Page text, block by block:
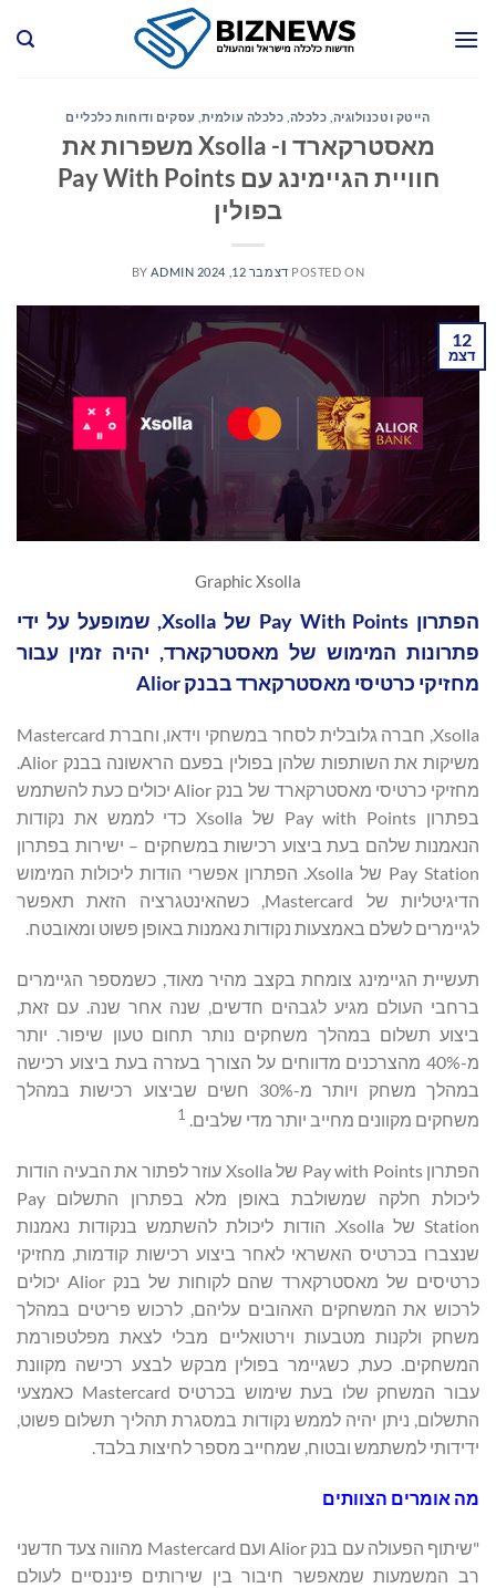
הייטק וטכנולוגיה כלכלה כלכלה עולמית עסקים ודוחות כלכליים
מאסטרקארד ו- Xsolla משפרות את
חוויית הגיימינג עם Pay With Points
בפולין
POSTED ON דצמבר 12, 2024 BY ADMIN
12
דצמ
Graphic Xsolla
הפתרון Pay With Points של Xsolla, שמופעל על ידי
פתרונות המימוש של מאסטרקארד, יהיה זמין עבור
מחזיקי כרטיסי מאסטרקארד בבנק Alior
Xsolla, חברה גלובלית לסחר במשחקי וידאו, וחברת Mastercard
משיקות את השותפות שלהן בפולין בפעם הראשונה בבנק Alior.
מחזיקי כרטיסי מאסטרקארד של בנק Alior יכולים כעת להשתמש
בפתרון Pay with Points של Xsolla כדי לממש את נקודות
הנאמנות שלהם בעת ביצוע רכישות במשחקים – ישירות בפתרון
Pay Station של Xsolla. הפתרון אפשרי הודות ליכולות המימוש
הדיגיטליות של Mastercard, כשהאינטגרציה הזאת תאפשר
לגיימרים לשלם באמצעות נקודות נאמנות באופן פשוט ומאובטח.
תעשיית הגיימינג צומחת בקצב מהיר מאוד, כשמספר הגיימרים
ברחבי העולם מגיע לגבהים חדשים, שנה אחר שנה. עם זאת,
ביצוע תשלום במהלך משחקים נותר תחום טעון שיפור. יותר
מ-40% מהצרכנים מדווחים על הצורך בעזרה בעת ביצוע רכישה
במהלך משחק ויותר מ-30% חשים שביצוע רכישות במהלך
משחקים מקוונים מחייב יותר מדי שלבים. 1
הפתרון Pay with Points של Xsolla עוזר לפתור את הבעיה הודות
ליכולת חלקה שמשולבת באופן מלא בפתרון התשלום Pay
Station של Xsolla. הודות ליכולת להשתמש בנקודות נאמנות
שנצברו בכרטיס האשראי לאחר ביצוע רכישות קודמות, מחזיקי
כרטיסים של מאסטרקארד שהם לקוחות של בנק Alior יכולים
לרכוש את המשחקים האהובים עליהם, לרכוש פריטים במהלך
משחק ולקנות מטבעות וירטואליים מבלי לצאת מפלטפורמת
המשחקים. כעת, כשגיימר בפולין מבקש לבצע רכישה מקוונת
עבור המשחק שלו בעת שימוש בכרטיס Mastercard כאמצעי
התשלום, ניתן יהיה לממש נקודות במסגרת תהליך תשלום פשוט,
ידידותי למשתמש ובטוח, שמחייב מספר לחיצות בלבד.
מה אומרים הצוותים
"שיתוף הפעולה עם בנק Alior ועם Mastercard מהווה צעד חדשני
רב המשמעות שמאפשר חיבור בין שירותים פיננסיים לעולם